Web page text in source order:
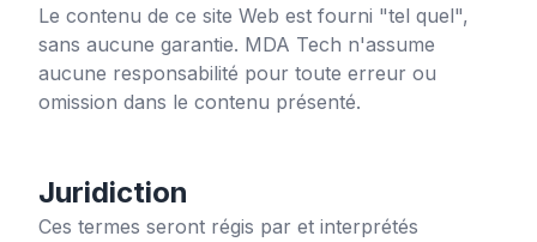
Le contenu de ce site Web est fourni "tel quel",
sans aucune garantie. MDA Tech n'assume
aucune responsabilité pour toute erreur ou
omission dans le contenu présenté.
Juridiction
Ces termes seront régis par et interprétés